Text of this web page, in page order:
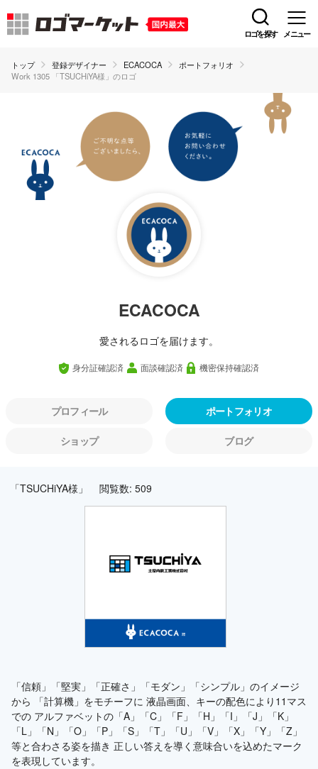
ロゴを探す メニュー
トップ 登録デザイナー ECACOCA
ポートフォリオ
Work 1305 「TSUCHiYA様」のロゴ
ECACOCA
愛されるロゴを届けます。
身分証確認済 面談確認済 機密保持確認済
プロフィール ポートフォリオ
ショップ ブログ
「TSUCHiYA様」 閲覧数: 509
「信頼」「堅実」「正確さ」「モダン」「シンプル」のイメージ
から 「計算機」をモチーフに 液晶画面、キーの配色により11マス
での アルファベットの「A」「C」「F」「H」「I」「J」「K」
「L」「N」「O」「P」「S」「T」「U」「V」「X」「Y」「Z」
等と合わさる姿を描き 正しい答えを導く意味合いを込めたマーク
を表現しています。